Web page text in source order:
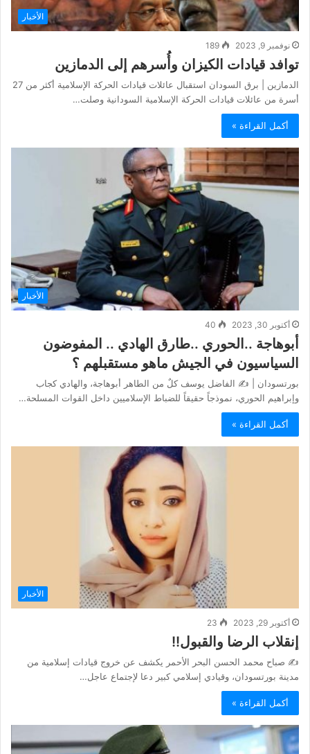
الأخبار
نوفمبر 9, 2023 189
توافد قيادات الكيزان وأُسرهم إلى الدمازين
الدمازين | برق السودان استقبال عائلات قيادات الحركة الإسلامية أكثر من 27
أسرة من عائلات قيادات الحركة الإسلامية السودانية وصلت…
أكمل القراءة »
الأخبار
أكتوبر 30, 2023 40
‏أبوهاجة ..الحوري ..طارق الهادي .. المفوضون
السياسيون في الجيش ماهو مستقبلهم ؟
‏بورتسودان | ✍️ الفاضل يوسف ‏كلٌ من الطاهر أبوهاجة، والهادي كجاب
وإبراهيم الحوري، نموذجاً حقيقاً للضباط الإسلاميين داخل القوات المسلحة…
أكمل القراءة »
الأخبار
أكتوبر 29, 2023 23
‏إنقلاب الرضا والقبول!!
✍️ صباح محمد الحسن ‏البحر الأحمر يكشف عن خروج قيادات إسلامية من
مدينة بورتسودان، وقيادي إسلامي كبير دعا لإجتماع عاجل…
أكمل القراءة »